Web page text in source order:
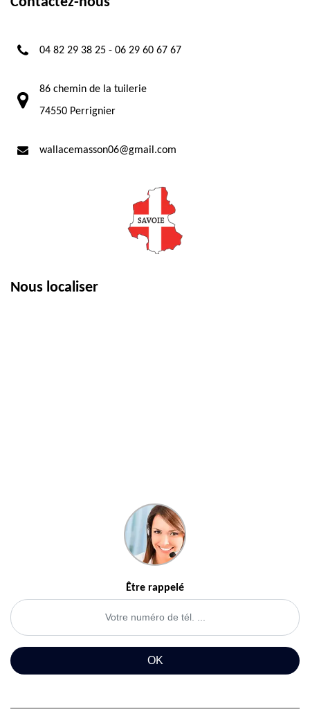
04 82 29 38 25 - 06 29 60 67 67
86 chemin de la tuilerie
74550 Perrignier
wallacemasson06@gmail.com
Nous localiser
Être rappelé